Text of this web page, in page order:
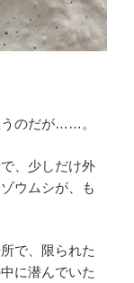
のだが……。
、少しだけ外
ウムシが、も
で、限られた
に潜んでいた